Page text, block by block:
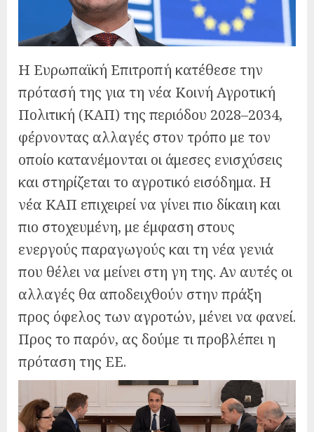
Η Ευρωπαϊκή Επιτροπή κατέθεσε την
πρότασή της για τη νέα Κοινή Αγροτική
Πολιτική (ΚΑΠ) της περιόδου 2028–2034,
φέρνοντας αλλαγές στον τρόπο με τον
οποίο κατανέμονται οι άμεσες ενισχύσεις
και στηρίζεται το αγροτικό εισόδημα. Η
νέα ΚΑΠ επιχειρεί να γίνει πιο δίκαιη και
πιο στοχευμένη, με έμφαση στους
ενεργούς παραγωγούς και τη νέα γενιά
που θέλει να μείνει στη γη της. Αν αυτές οι
αλλαγές θα αποδειχθούν στην πράξη
προς όφελος των αγροτών, μένει να φανεί.
Προς το παρόν, ας δούμε τι προβλέπει η
πρόταση της ΕΕ.